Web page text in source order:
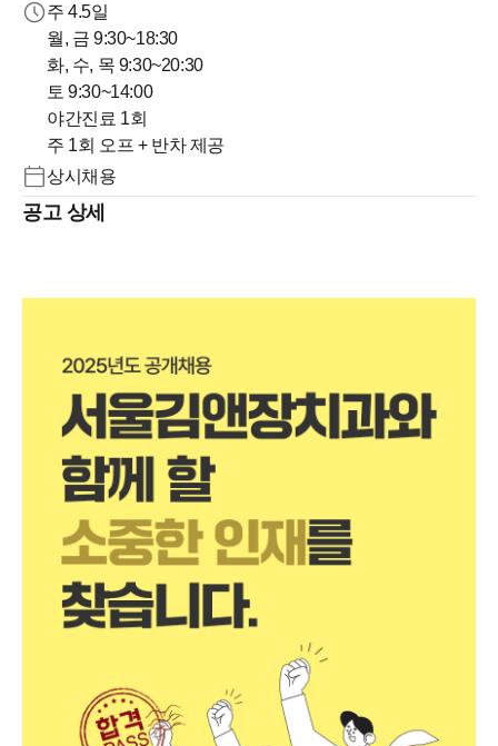
주 4.5일
월, 금 9:30~18:30
화, 수, 목 9:30~20:30
토 9:30~14:00
야간진료 1회
주 1회 오프 + 반차 제공
상시채용
공고 상세